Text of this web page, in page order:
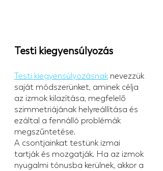
Testi kiegyensúlyozás
Testi kiegyensúlyozásnak nevezzük
saját módszerünket, aminek célja
az izmok kilazítása, megfelelő
szimmetriájának helyreállítása és
ezáltal a fennálló problémák
megszűntetése.
A csontjainkat testünk izmai
tartják és mozgatják. Ha az izmok
nyugalmi tónusba kerülnek, akkor a